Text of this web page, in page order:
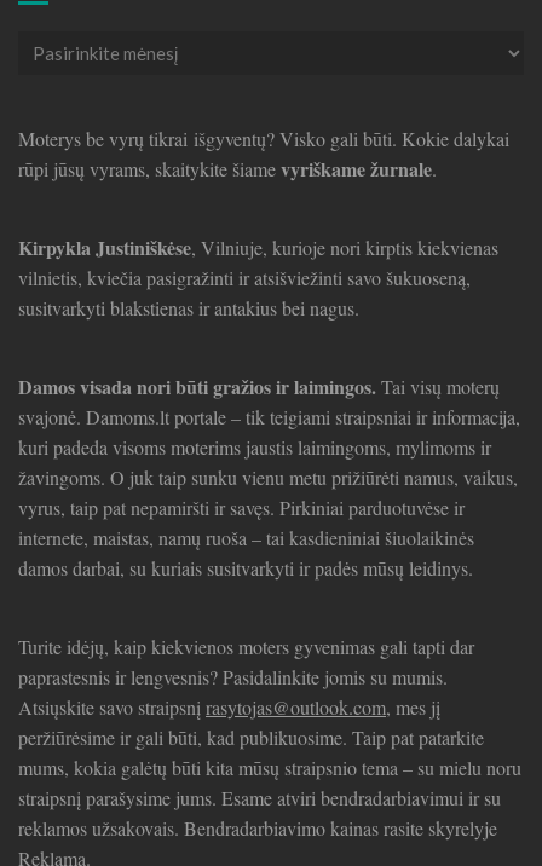
Seni
Moterys be vyrų tikrai išgyventų? Visko gali būti. Kokie dalykai
rūpi jūsų vyrams, skaitykite šiamevyriškame žurnale.
Kirpykla Justiniškėse, Vilniuje, kurioje nori kirptis kiekvienas
vilnietis, kviečia pasigražinti ir atsišviežinti savo šukuoseną,
susitvarkyti blakstienas ir antakius bei nagus.
Damos visada nori būti gražios ir laimingos.Tai visų moterų
svajonė. Damoms.lt portale – tik teigiami straipsniai ir informacija,
kuri padeda visoms moterims jaustis laimingoms, mylimoms ir
žavingoms. O juk taip sunku vienu metu prižiūrėti namus, vaikus,
vyrus, taip pat nepamiršti ir savęs. Pirkiniai parduotuvėse ir
internete, maistas, namų ruoša – tai kasdieniniai šiuolaikinės
damos darbai, su kuriais susitvarkyti ir padės mūsų leidinys.
Turite idėjų, kaip kiekvienos moters gyvenimas gali tapti dar
paprastesnis ir lengvesnis? Pasidalinkite jomis su mumis.
Atsiųskite savo straipsnį rasytojas@outlook.com, mes jį
peržiūrėsime ir gali būti, kad publikuosime. Taip pat patarkite
mums, kokia galėtų būti kita mūsų straipsnio tema – su mielu noru
straipsnį parašysime jums. Esame atviri bendradarbiavimui ir su
reklamos užsakovais. Bendradarbiavimo kainas rasite skyrelyje
Reklama.